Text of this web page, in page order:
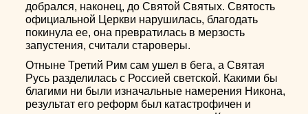
добрался, наконец, до Святой Святых. Святость
официальной Церкви нарушилась, благодать
покинула ее, она превратилась в мерзость
запустения, считали староверы.
Отныне Третий Рим сам ушел в бега, а Святая
Русь разделилась с Россией светской. Какими бы
благими ни были изначальные намерения Никона,
результат его реформ был катастрофичен и